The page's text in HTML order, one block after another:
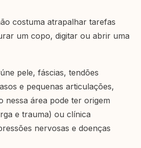
costuma atrapalhar tarefas
um copo, digitar ou abrir uma
pele, fáscias, tendões
e pequenas articulações,
nessa área pode ter origem
e trauma) ou clínica
nervosas e doenças